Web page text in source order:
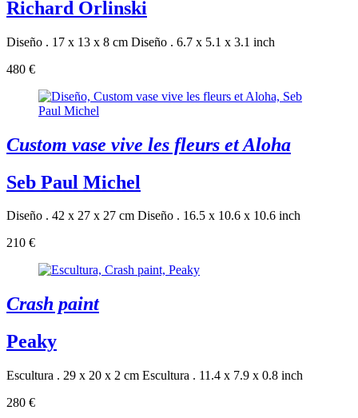
Richard Orlinski
Diseño . 17 x 13 x 8 cm Diseño . 6.7 x 5.1 x 3.1 inch
480 €
Custom vase vive les fleurs et Aloha
Seb Paul Michel
Diseño . 42 x 27 x 27 cm Diseño . 16.5 x 10.6 x 10.6 inch
210 €
Crash paint
Peaky
Escultura . 29 x 20 x 2 cm Escultura . 11.4 x 7.9 x 0.8 inch
280 €